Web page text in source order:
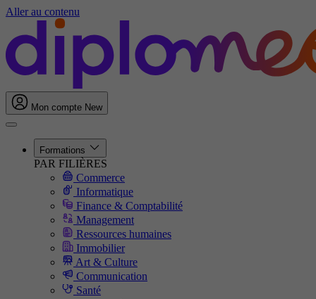
Aller au contenu
Mon compte New
Formations
PAR FILIÈRES
Commerce
Informatique
Finance & Comptabilité
Management
Ressources humaines
Immobilier
Art & Culture
Communication
Santé